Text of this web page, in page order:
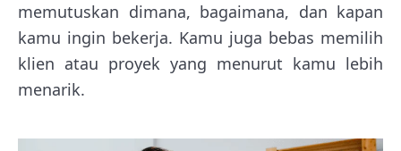
memutuskan dimana, bagaimana, dan kapan
kamu ingin bekerja. Kamu juga bebas memilih
klien atau proyek yang menurut kamu lebih
menarik.